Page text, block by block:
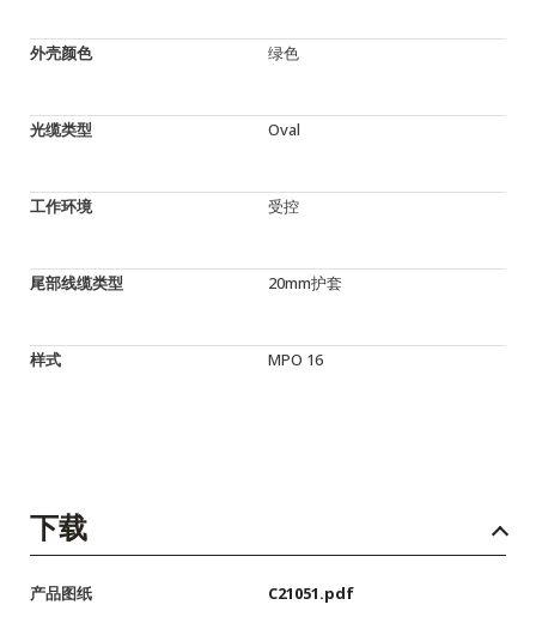
外壳颜色 绿色
光缆类型 Oval
工作环境 受控
尾部线缆类型 20mm护套
样式 MPO 16
下载
产品图纸 C21051.pdf